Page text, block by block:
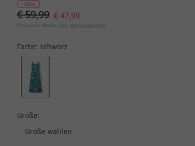
- 20%
€ 59,99 € 47,99
Preis inkl. MwSt. zzgl. Versandkosten
Farbe: schwarz
Größe:
Größe wählen